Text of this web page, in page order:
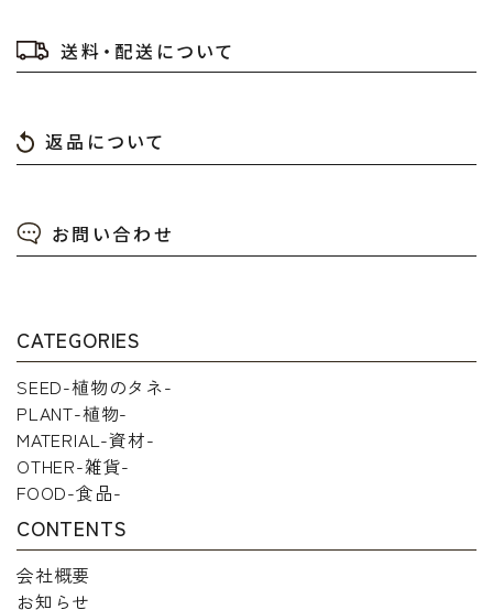
送料・配送について
返品について
お問い合わせ
CATEGORIES
SEED-植物のタネ-
PLANT-植物-
MATERIAL-資材-
OTHER-雑貨-
FOOD-食品-
CONTENTS
会社概要
お知らせ